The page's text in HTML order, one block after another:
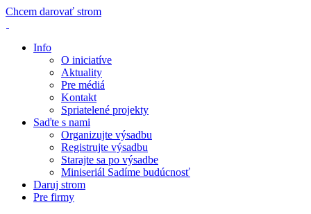
Chcem darovať strom
Info
O iniciatíve
Aktuality
Pre médiá
Kontakt
Spriatelené projekty
Saďte s nami
Organizujte výsadbu
Registrujte výsadbu
Starajte sa po výsadbe
Miniseriál Sadíme budúcnosť
Daruj strom
Pre firmy